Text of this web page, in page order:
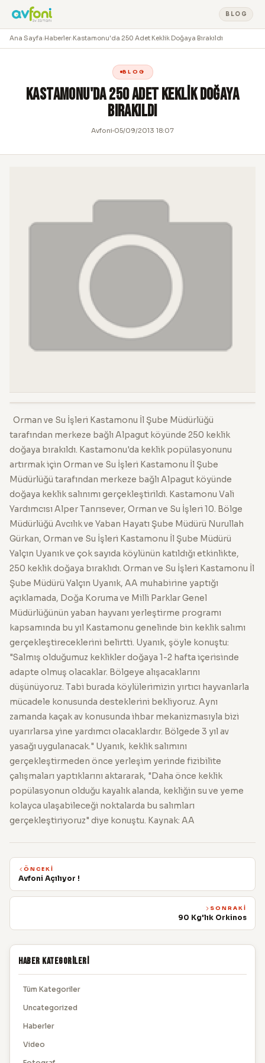
BLOG
Ana Sayfa›Haberler›Kastamonu'da 250 Adet Keklik Doğaya Bırakıldı
BLOG
Kastamonu'da 250 Adet Keklik Doğaya
Bırakıldı
Avfoni 05/09/2013 18:07
Orman ve Su İşleri Kastamonu İl Şube Müdürlüğü
tarafından merkeze bağlı Alpagut köyünde 250 keklik
doğaya bırakıldı. Kastamonu'da keklik popülasyonunu
artırmak için Orman ve Su İşleri Kastamonu İl Şube
Müdürlüğü tarafından merkeze bağlı Alpagut köyünde
doğaya keklik salınımı gerçekleştirildi. Kastamonu Vali
Yardımcısı Alper Tanrısever, Orman ve Su İşleri 10. Bölge
Müdürlüğü Avcılık ve Yaban Hayatı Şube Müdürü Nurullah
Gürkan, Orman ve Su İşleri Kastamonu İl Şube Müdürü
Yalçın Uyanık ve çok sayıda köylünün katıldığı etkinlikte,
250 keklik doğaya bıraklıdı. Orman ve Su İşleri Kastamonu İl
Şube Müdürü Yalçın Uyanık, AA muhabirine yaptığı
açıklamada, Doğa Koruma ve Milli Parklar Genel
Müdürlüğünün yaban hayvanı yerleştirme programı
kapsamında bu yıl Kastamonu genelinde bin keklik salımı
gerçekleştireceklerini belirtti. Uyanık, şöyle konuştu:
"Salmış olduğumuz keklikler doğaya 1-2 hafta içerisinde
adapte olmuş olacaklar. Bölgeye alışacaklarını
düşünüyoruz. Tabi burada köylülerimizin yırtıcı hayvanlarla
mücadele konusunda desteklerini bekliyoruz. Aynı
zamanda kaçak av konusunda ihbar mekanizmasıyla bizi
uyarırlarsa yine yardımcı olacaklardır. Bölgede 3 yıl av
yasağı uygulanacak." Uyanık, keklik salımını
gerçekleştirmeden önce yerleşim yerinde fizibilite
çalışmaları yaptıklarını aktararak, "Daha önce keklik
popülasyonun olduğu kayalık alanda, kekliğin su ve yeme
kolayca ulaşabileceği noktalarda bu salımları
gerçekleştiriyoruz" diye konuştu. Kaynak: AA
ÖNCEKI
Avfoni Açılıyor !
SONRAKI
90 Kg'lık Orkinos
Haber Kategorileri
Tüm Kategoriler
Uncategorized
Haberler
Video